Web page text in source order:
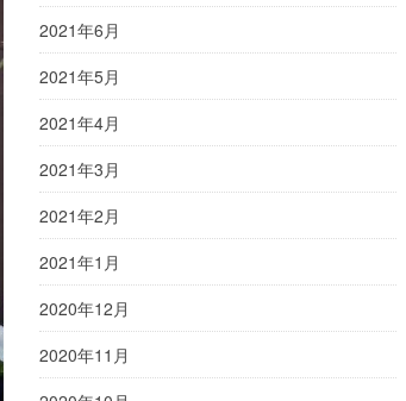
2021年6月
2021年5月
2021年4月
2021年3月
2021年2月
2021年1月
2020年12月
2020年11月